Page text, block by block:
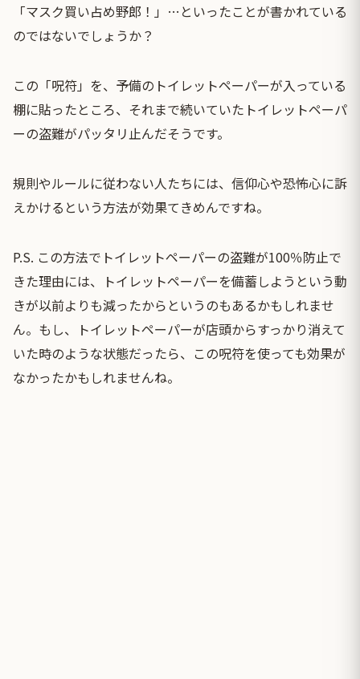
「マスク買い占め野郎！」…といったことが書かれている
のではないでしょうか？
この「呪符」を、予備のトイレットペーパーが入っている
棚に貼ったところ、それまで続いていたトイレットペーパ
ーの盗難がパッタリ止んだそうです。
規則やルールに従わない人たちには、信仰心や恐怖心に訴
えかけるという方法が効果てきめんですね。
P.S. この方法でトイレットペーパーの盗難が100％防止で
きた理由には、トイレットペーパーを備蓄しようという動
きが以前よりも減ったからというのもあるかもしれませ
ん。もし、トイレットペーパーが店頭からすっかり消えて
いた時のような状態だったら、この呪符を使っても効果が
なかったかもしれませんね。